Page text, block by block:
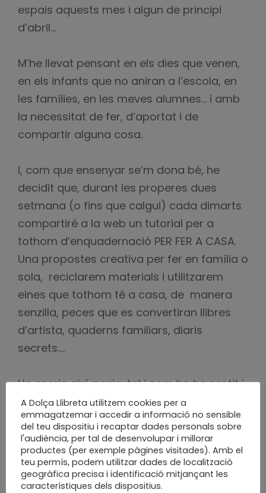
espais aquests mes i algun de principi
d’abril…
M’he llevat pensant en els dies que venen,
en els infants que no aniran a l’escola, en
les famílies, en les meves alumnes… i amb
la necessitat de fer, d’aportat i de
compartir alguna cosa.
I, com que ensenyar se’m dona bé, he
decidit que, durant les properes dues
setmana (o fins que calgui) cada dimarts
compartiré a la web un tutorial per a
tothom d’enquadernació PER FER A CASA.
Una propostes creativa per fer en família o
sola, reciclarem materials i utilitzarem
eines que tothom té a casa, de manera
senzilla, peces que es convertiran llibres
d’artista, quaderns familiars, diaris
secrets….
Ho escric així a raig, tal i com ho he sentit i
començo a donar-li forma. Com en podria
dir? Tutorials d’estar per casa?
Enquadernacions Casolanes?
Sigui com sigui, comencem dimarts!!!
A Dolça Llibreta utilitzem cookies per a
emmagatzemar i accedir a informació no sensible
del teu dispositiu i recaptar dades personals sobre
l'audiència, per tal de desenvolupar i millorar
productes (per exemple pàgines visitades). Amb el
teu permís, podem utilitzar dades de localització
geogràfica precisa i identificació mitjançant les
característiques dels dispositius.